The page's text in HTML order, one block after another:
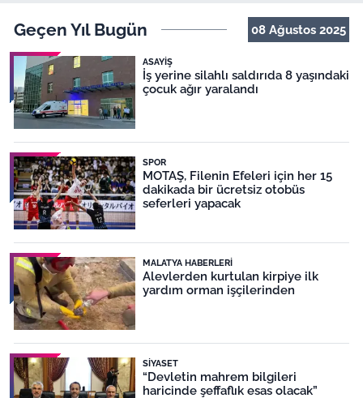
Geçen Yıl Bugün 08 Ağustos 2025
ASAYIŞ
İş yerine silahlı saldırıda 8 yaşındaki
çocuk ağır yaralandı
SPOR
MOTAŞ, Filenin Efeleri için her 15
dakikada bir ücretsiz otobüs
seferleri yapacak
MALATYA HABERLERI
Alevlerden kurtulan kirpiye ilk
yardım orman işçilerinden
SIYASET
“Devletin mahrem bilgileri
haricinde şeffaflık esas olacak”